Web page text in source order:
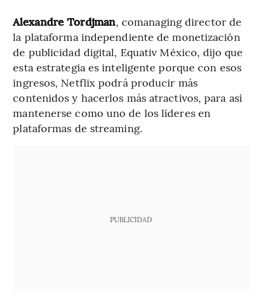
Alexandre Tordjman, comanaging director de
la plataforma independiente de monetización
de publicidad digital, Equativ México, dijo que
esta estrategia es inteligente porque con esos
ingresos, Netflix podrá producir más
contenidos y hacerlos más atractivos, para así
mantenerse como uno de los líderes en
plataformas de streaming.
PUBLICIDAD